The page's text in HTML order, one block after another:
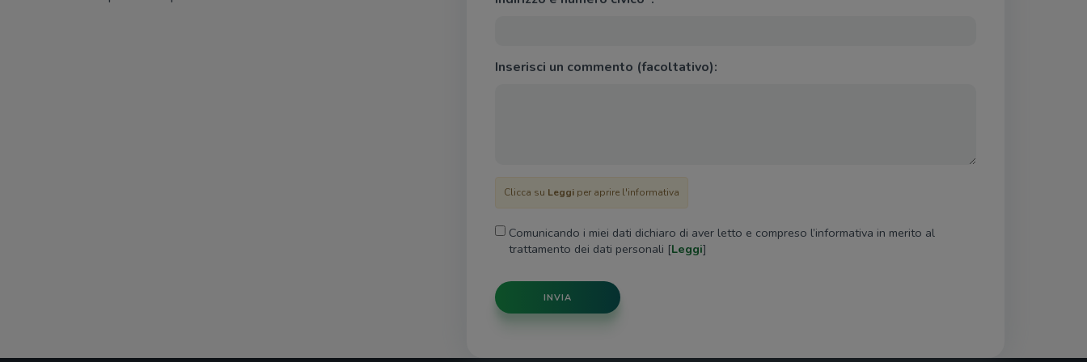
Inserisci un commento (facoltativo):
Clicca su Leggi per aprire l'informativa
Comunicando i miei dati dichiaro di aver letto e compreso l’informativa in merito al
trattamento dei dati personali [Leggi]
INVIA